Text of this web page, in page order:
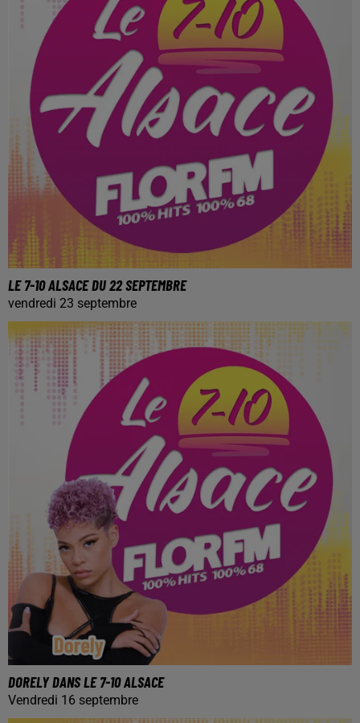
LE 7-10 ALSACE DU 22 SEPTEMBRE
vendredi 23 septembre
DORELY DANS LE 7-10 ALSACE
Vendredi 16 septembre